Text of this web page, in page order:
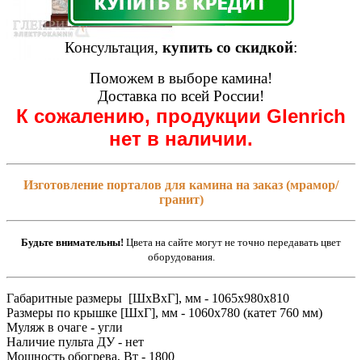
Консультация, купить со скидкой:
Поможем в выборе камина!
Доставка по всей России!
К сожалению, продукции Glenrich
нет в наличии.
Изготовление порталов для камина на заказ (мрамор/
гранит)
Будьте внимательны! Цвета на сайте могут не точно передавать цвет
оборудования.
Габаритные размеры [ШxВxГ], мм - 1065x980x810
Размеры по крышке [ШxГ], мм - 1060x780 (катет 760 мм)
Муляж в очаге - угли
Наличие пульта ДУ - нет
Мощность обогрева, Вт - 1800